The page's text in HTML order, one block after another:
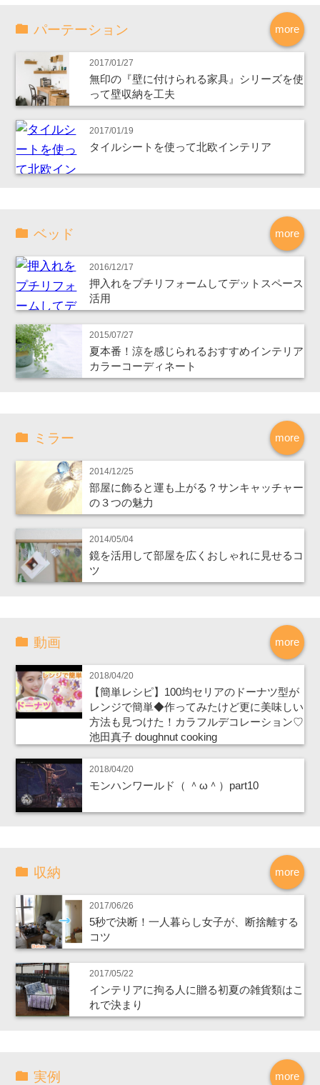
more
パーテーション
2017/01/27
無印の『壁に付けられる家具』シリーズを使
って壁収納を工夫
2017/01/19
タイルシートを使って北欧インテリア
more
ベッド
2016/12/17
押入れをプチリフォームしてデットスペース
活用
2015/07/27
夏本番！涼を感じられるおすすめインテリア
カラーコーディネート
more
ミラー
2014/12/25
部屋に飾ると運も上がる？サンキャッチャー
の３つの魅力
2014/05/04
鏡を活用して部屋を広くおしゃれに見せるコ
ツ
more
動画
2018/04/20
【簡単レシピ】100均セリアのドーナツ型が
レンジで簡単◆作ってみたけど更に美味しい
方法も見つけた！カラフルデコレーション♡
池田真子 doughnut cooking
2018/04/20
モンハンワールド（ ＾ω＾）part10
more
収納
2017/06/26
5秒で決断！一人暮らし女子が、断捨離する
コツ
2017/05/22
インテリアに拘る人に贈る初夏の雑貨類はこ
れで決まり
more
実例